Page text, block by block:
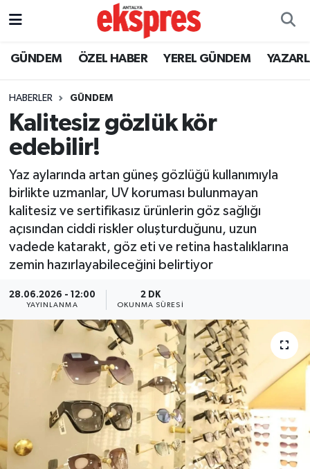
GÜNDEM ÖZEL HABER YEREL GÜNDEM
HABERLER GÜNDEM
Kalitesiz gözlük kör
edebilir!
Yaz aylarında artan güneş gözlüğü kullanımıyla
birlikte uzmanlar, UV koruması bulunmayan
kalitesiz ve sertifikasız ürünlerin göz sağlığı
açısından ciddi riskler oluşturduğunu, uzun
vadede katarakt, göz eti ve retina hastalıklarına
zemin hazırlayabileceğini belirtiyor
28.06.2026 - 12:00
YAYINLANMA
2 DK
OKUNMA SÜRESI
ÖZEL HABER
YEREL GÜNDEM
EKONOMİ
KÜLTÜR - SANAT
SPOR
SİYASET
SAĞLIK
DÜNYA
EĞİTİM
TURİZM
Nöbetçi Eczaneler
Trafik Durumu
Süper Lig Puan Durumu ve Fikstür
Tüm Manşetler
Son Dakika Haberleri
Haber Arşivi